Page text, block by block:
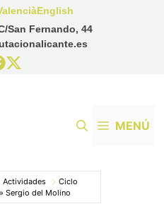
San Fernando, 44
English
MENÚ
Actividades
Ciclo
Sergio del Molino